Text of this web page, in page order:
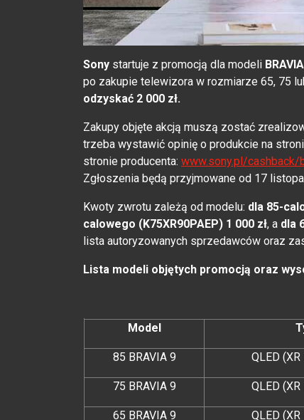
Sony startuje z promocją dla modeli
po zakupie telewizora w rozmiarze 65, 75
odzyskać 2 000 zł.
Zakupy objęte akcją muszą zostać
trzeba wystawić opinię o produkcie na
stronie producenta: www.sony.pl/cashback/
Zgłoszenia będą przyjmowane od 17
Kwoty zwrotu zależą od modelu: dla 85-
calowego (K75XR90PAEP) 1 000 zł, a dla
lista autoryzowanych sprzedawców oraz
Lista modeli objętych promocją oraz
Model
85 BRAVIA 9 QLED
75 BRAVIA 9 QLED
65 BRAVIA 9 QLED